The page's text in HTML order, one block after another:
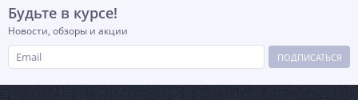
Будьте в курсе!
Новости, обзоры и акции
ПОДПИСАТЬСЯ